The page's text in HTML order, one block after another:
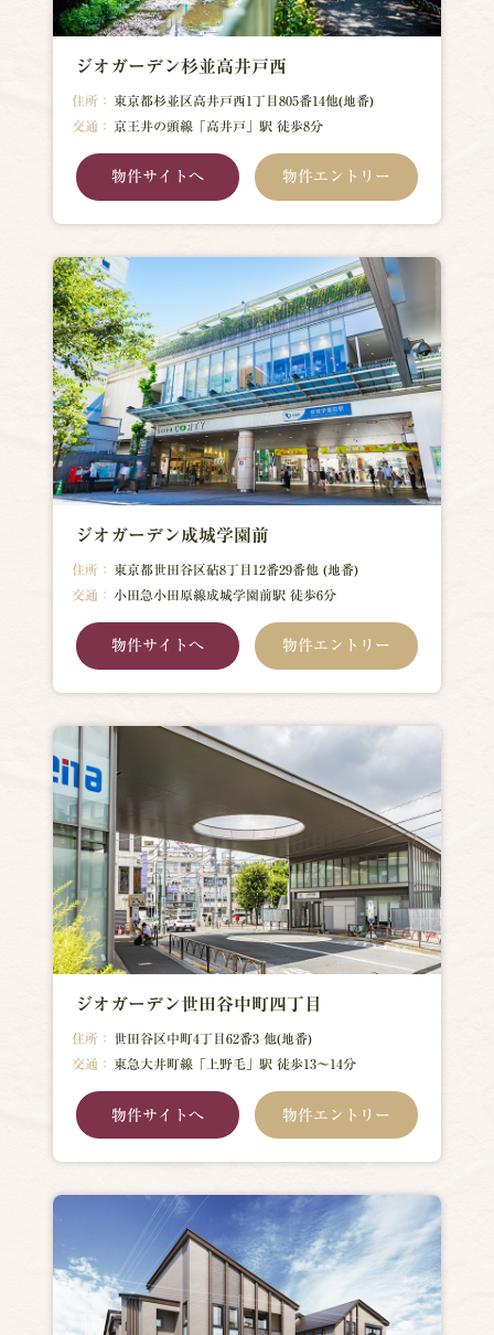
ジオガーデン杉並高井戸西
住所：
東京都杉並区高井戸西1丁目805番14他(地番)
交通：
京王井の頭線「高井戸」駅 徒歩8分
物件サイトへ 物件エントリー
ジオガーデン成城学園前
住所：
東京都世田谷区砧8丁目12番29番他 (地番)
交通：
小田急小田原線成城学園前駅 徒歩6分
物件サイトへ 物件エントリー
ジオガーデン世田谷中町四丁目
住所：
世田谷区中町4丁目62番3 他(地番)
交通：
東急大井町線「上野毛」駅 徒歩13～14分
物件サイトへ 物件エントリー